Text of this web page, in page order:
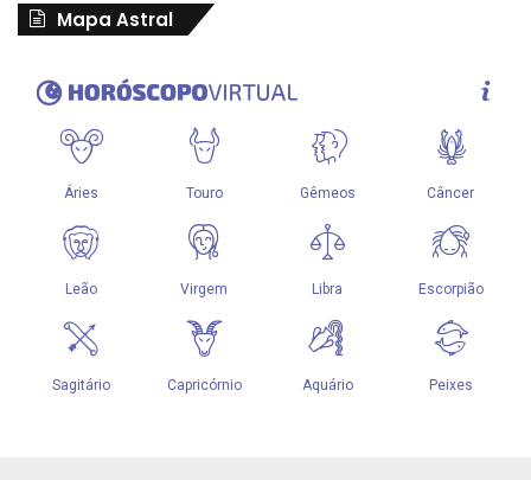
Mapa Astral